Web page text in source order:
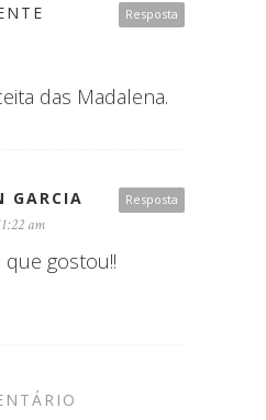
Resposta
das Madalena.
Resposta
GARCIA
am
gostou!!